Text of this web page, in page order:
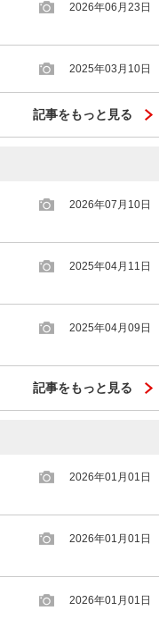
2026年06月23日
2025年03月10日
記事をもっと見る
2026年07月10日
2025年04月11日
2025年04月09日
記事をもっと見る
2026年01月01日
2026年01月01日
2026年01月01日